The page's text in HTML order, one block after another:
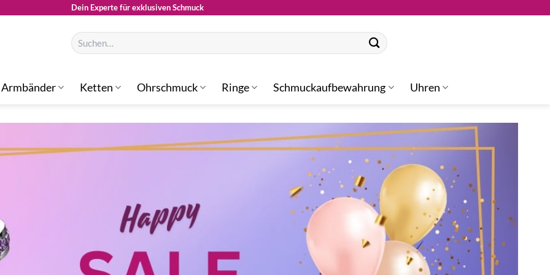
Dein Experte für exklusiven Schmuck
Suchen
nach:
Armbänder Ketten Ohrschmuck Ringe Schmuckaufbewahrung Uhren